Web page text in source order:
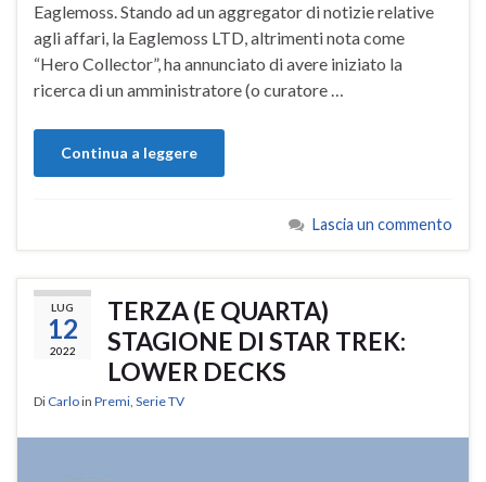
Eaglemoss. Stando ad un aggregator di notizie relative
agli affari, la Eaglemoss LTD, altrimenti nota come
“Hero Collector”, ha annunciato di avere iniziato la
ricerca di un amministratore (o curatore …
Continua a leggere
Lascia un commento
LUG
12
2022
TERZA (E QUARTA)
STAGIONE DI STAR TREK:
LOWER DECKS
Di Carloin Premi, Serie TV